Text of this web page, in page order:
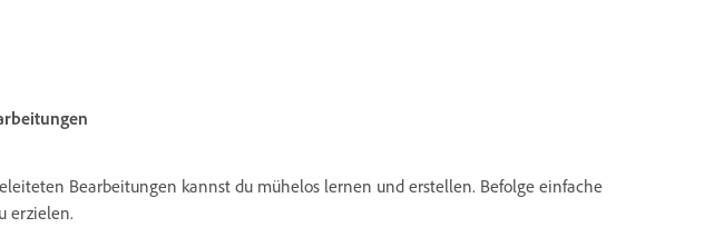
Bearbeitungen kannst du mühelos lernen und erstellen. Befolge einfache
erzielen.